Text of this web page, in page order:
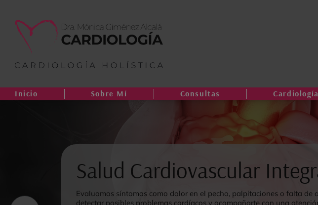
Inicio Sobre Mí Consultas Cardiología
Salud Cardiovascular
Evaluamos síntomas como dolor en el pecho, palpitaciones o falta de
detectar posibles problemas cardíacos y acompañarte con una